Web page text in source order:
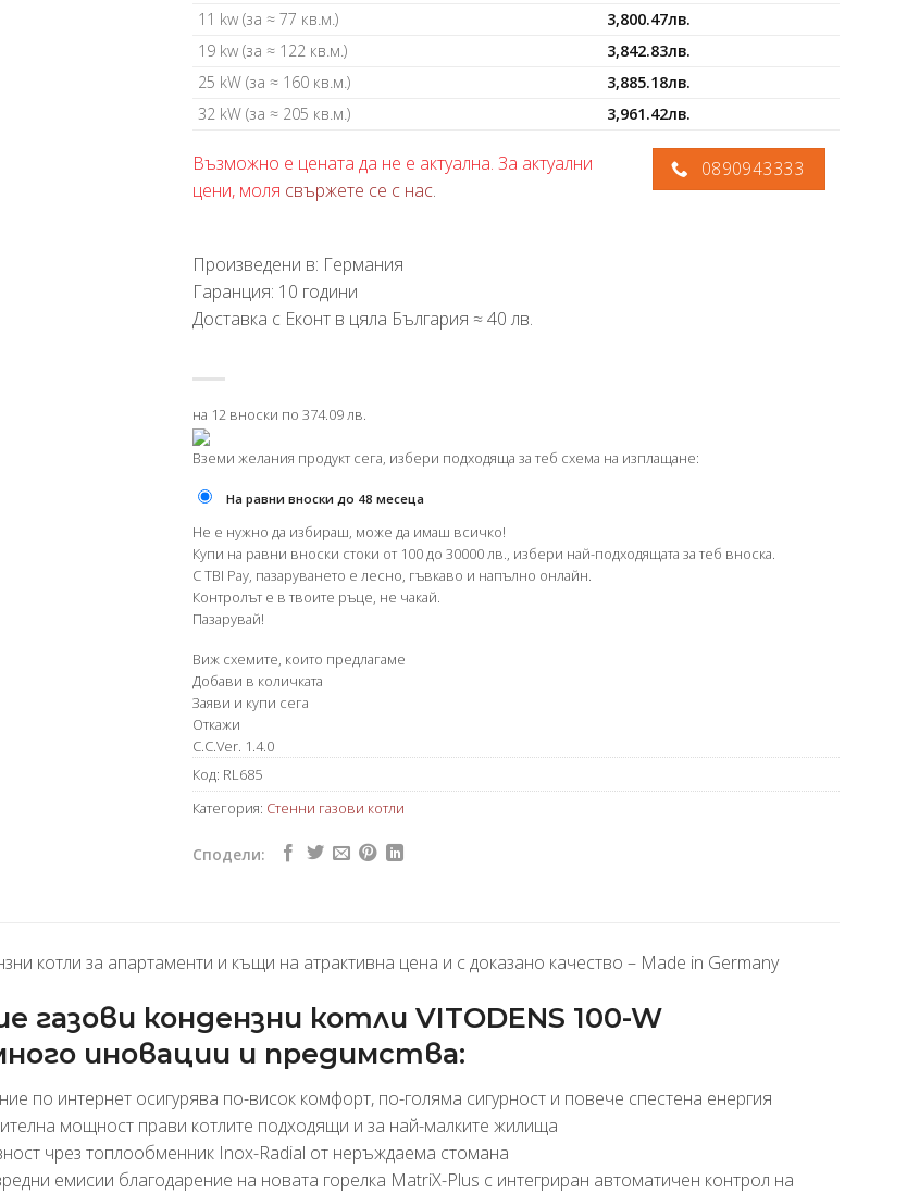
11 kw (за ≈ 77 кв.м.)
3,800.47лв.
19 kw (за ≈ 122 кв.м.)
3,842.83лв.
25 kW (за ≈ 160 кв.м.)
3,885.18лв.
32 kW (за ≈ 205 кв.м.)
3,961.42лв.
Възможно е цената да не е актуална. За актуални
цени, моля свържете се с нас.
0890943333
Произведени в: Германия
Гаранция: 10 години
Доставка с Еконт в цяла България ≈ 40 лв.
на 12 вноски по 374.09 лв.
Вземи желания продукт сега, избери подходяща за теб схема на изплащане:
На равни вноски до 48 месеца
Не е нужно да избираш, може да имаш всичко!
Купи на равни вноски стоки от 100 до 30000 лв., избери най-подходящата за теб вноска.
С TBI Pay, пазаруването е лесно, гъвкаво и напълно онлайн.
Контролът е в твоите ръце, не чакай.
Пазарувай!
Виж схемите, които предлагаме
Добави в количката
Заяви и купи сега
Откажи
C.C.Ver. 1.4.0
Код: RL685
Категория: Стенни газови котли
Сподели:
котли за апартаменти и къщи на атрактивна цена и с доказано качество – Made in Germany
газови кондензни котли VITODENS 100-W
иновации и предимства:
по интернет осигурява по-висок комфорт, по-голяма сигурност и повече спестена енергия
мощност прави котлите подходящи и за най-малките жилища
чрез топлообменник Inox-Radial от неръждаема стомана
емисии благодарение на новата горелка MatriX-Plus с интегриран автоматичен контрол на